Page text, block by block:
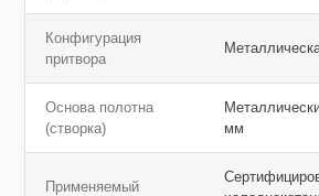
Конфигурация
притвора
Основа полотна
(створка)
мм
Применяемый